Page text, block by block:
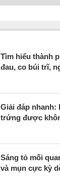
Tìm hiểu thành
đau, co búi trĩ,
Giải đáp
trứng được
Sáng tỏ mối
và mụn cực kỳ